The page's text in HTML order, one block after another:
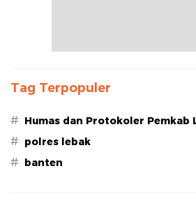
Tag Terpopuler
# Humas dan Protokoler Pemkab
# polres lebak
# banten